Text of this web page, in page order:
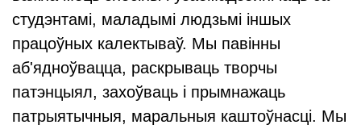
студэнтамі, маладымі людзьмі іншых
працоўных калектываў. Мы павінны
аб'ядноўвацца, раскрываць творчы
патэнцыял, захоўваць і прымнажаць
патрыятычныя, маральныя каштоўнасці. Мы